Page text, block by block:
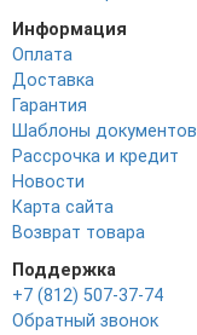
Информация
Оплата
Доставка
Гарантия
Шаблоны документов
Рассрочка и кредит
Новости
Карта сайта
Возврат товара
Поддержка
+7 (812) 507-37-74
Обратный звонок